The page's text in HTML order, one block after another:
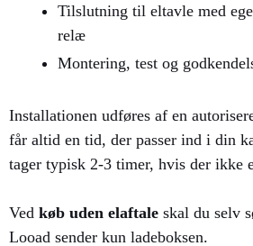
Tilslutning til eltavle med
relæ
Montering, test og
Installationen udføres af en
får altid en tid, der passer ind i din
tager typisk 2-3 timer, hvis der ikke
Ved køb uden elaftale skal du selv
Looad sender kun ladeboksen.